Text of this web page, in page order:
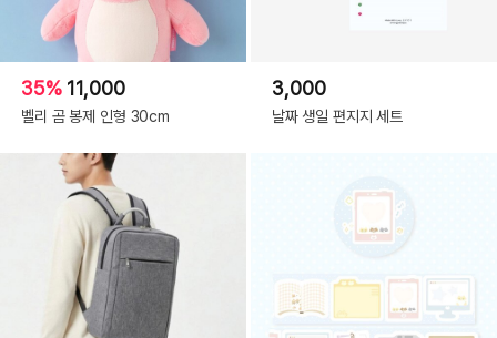
35% 11,000
벨리 곰 봉제 인형 30cm
3,000
날짜 생일 편지지 세트